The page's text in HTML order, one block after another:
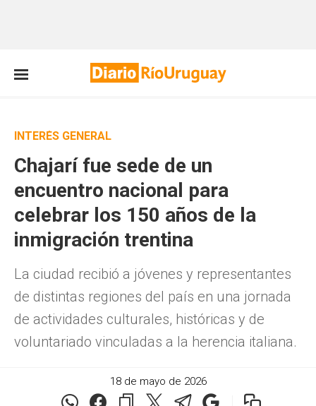
INTERÉS GENERAL
Chajarí fue sede de un
encuentro nacional para
celebrar los 150 años de la
inmigración trentina
La ciudad recibió a jóvenes y representantes
de distintas regiones del país en una jornada
de actividades culturales, históricas y de
voluntariado vinculadas a la herencia italiana.
18 de mayo de 2026